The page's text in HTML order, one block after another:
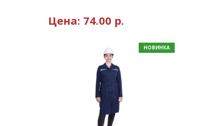
Цена: 74.00 р.
НОВИНКА